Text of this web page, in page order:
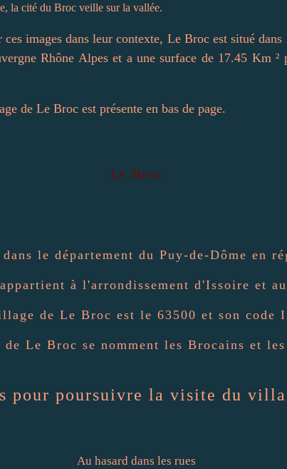
la cité du Broc veille sur la vallée.
images dans leur contexte, Le Broc est situé
Rhône Alpes et a une surface de 17.45 Km ²
de Le Broc est présente en bas de page.
Le Broc
le département du Puy-de-Dôme en
à l'arrondissement d'Issoire et
de Le Broc est le 63500 et son code
de Le Broc se nomment les Brocains et
pour poursuivre la visite du
Au hasard dans les rues